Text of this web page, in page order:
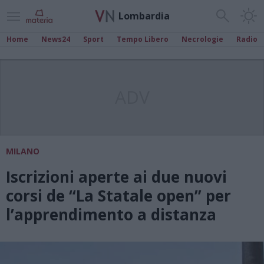
Lombardia
Home News24 Sport Tempo Libero Necrologie Radio
MILANO
Iscrizioni aperte ai due nuovi
corsi de “La Statale open” per
l’apprendimento a distanza